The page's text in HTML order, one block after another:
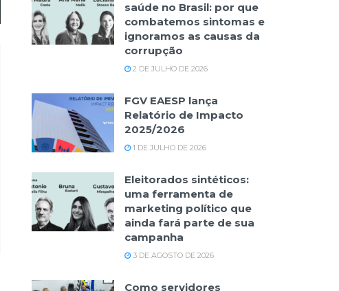
saúde no Brasil: por que
combatemos sintomas e
ignoramos as causas da
corrupção
2 DE JULHO DE 2026
FGV EAESP lança
Relatório de Impacto
2025/2026
1 DE JULHO DE 2026
Eleitorados sintéticos:
uma ferramenta de
marketing político que
ainda fará parte de sua
campanha
3 DE AGOSTO DE 2026
Como servidores